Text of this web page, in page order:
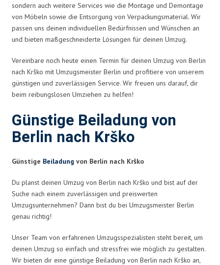
sondern auch weitere Services wie die Montage und Demontage
von Möbeln sowie die Entsorgung von Verpackungsmaterial. Wir
passen uns deinen individuellen Bedürfnissen und Wünschen an
und bieten maßgeschneiderte Lösungen für deinen Umzug.
Vereinbare noch heute einen Termin für deinen Umzug von Berlin
nach Krško mit Umzugsmeister Berlin und profitiere von unserem
günstigen und zuverlässigen Service. Wir freuen uns darauf, dir
beim reibungslosen Umziehen zu helfen!
Günstige Beiladung von
Berlin nach Krško
Günstige Beiladung von Berlin nach Krško
Du planst deinen Umzug von Berlin nach Krško und bist auf der
Suche nach einem zuverlässigen und preiswerten
Umzugsunternehmen? Dann bist du bei Umzugsmeister Berlin
genau richtig!
Unser Team von erfahrenen Umzugsspezialisten steht bereit, um
deinen Umzug so einfach und stressfrei wie möglich zu gestalten.
Wir bieten dir eine günstige Beiladung von Berlin nach Krško an,